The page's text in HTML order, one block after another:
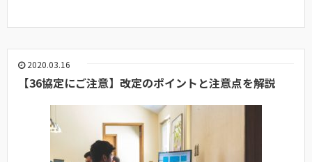
2020.03.16
【36協定にご注意】改定のポイントと注意点を解説